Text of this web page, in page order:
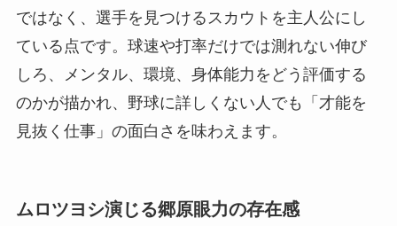
ではなく、選手を見つけるスカウトを主人公にし
ている点です。球速や打率だけでは測れない伸び
しろ、メンタル、環境、身体能力をどう評価する
のかが描かれ、野球に詳しくない人でも「才能を
見抜く仕事」の面白さを味わえます。
ムロツヨシ演じる郷原眼力の存在感